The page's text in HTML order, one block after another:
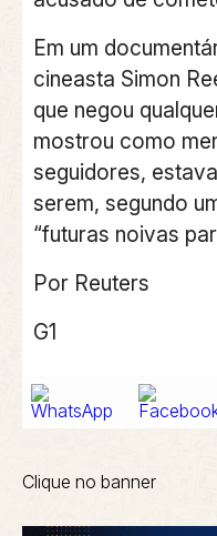
Em um
cineasta Simon
que negou
mostrou como
seguidores,
serem, segundo
“futuras noivas
Por Reuters
G1
Clique no banner